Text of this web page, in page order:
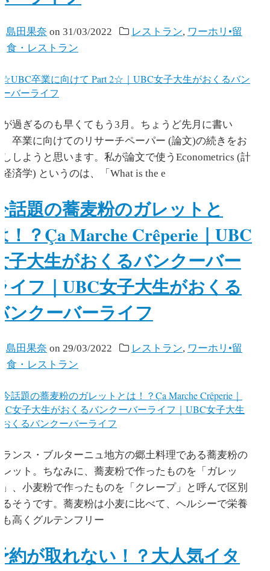
島田果奈 on 31/03/2022 レストラン, ワーホリ•留
食・レストラン
過ぎるのも早くてもう3月。ちょうど先月に書い
卒業に向けてのリサーチペーパー (論文)の続きをお
しようと思います。私が論文で使うEconometrics (計
済学) というのは、「What is the e
話題の蕎麦粉のガレットと
！？Ça Marche Crêperie｜UBC
子大生がおくるバンクーバー
イフ｜UBC女子大生がおくる
ンクーバーライフ
島田果奈 on 29/03/2022 レストラン, ワーホリ•留
食・レストラン
ンス・ブルターニュ地方の郷土料理である蕎麦粉の
ット。ちなみに、蕎麦粉で作ったものを「ガレッ
、小麦粉で作ったものを「クレープ」と呼んで区別
そうです。蕎麦粉は小麦に比べて、ヘルシーで栄養
高くグルテンフリー
約が取れない！？大人気イタ